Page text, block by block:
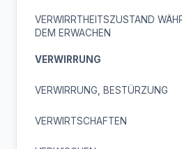
VERWIRRTHEITSZUSTAND
DEM ERWACHEN
VERWIRRUNG
VERWIRRUNG, BESTÜRZUNG
VERWIRTSCHAFTEN